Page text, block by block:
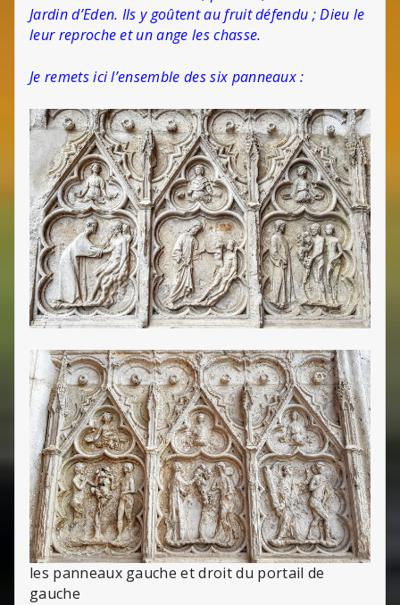
Jardin d’Eden. Ils y goûtent au fruit défendu ; Dieu le
leur reproche et un ange les chasse.
Je remets ici l’ensemble des six panneaux :
les panneaux gauche et droit du portail de
gauche